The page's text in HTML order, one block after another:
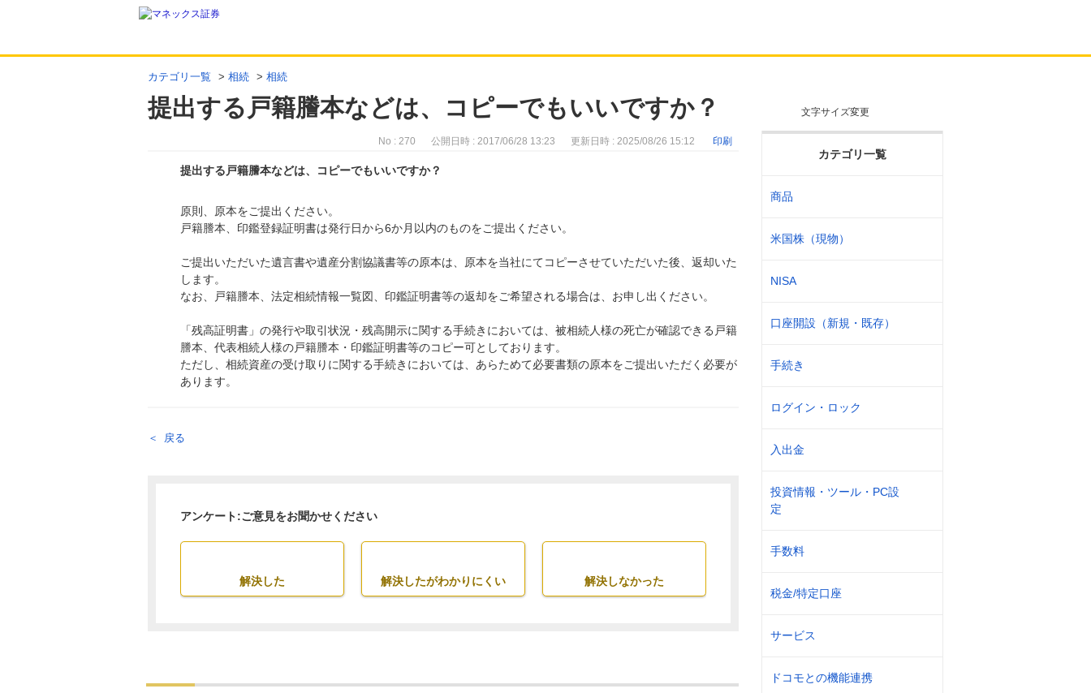
カテゴリ一覧 > 相続 > 相続
提出する戸籍謄本などは、コピーでもいいですか？ 文字サイズ変更
カテゴリ一覧
商品
米国株（現物）
NISA
口座開設（新規・既存）
手続き
ログイン・ロック
入出金
投資情報・ツール・PC設
定
手数料
税金/特定口座
サービス
ドコモとの機能連携
No : 270 公開日時 : 2017/06/28 13:23 更新日時 : 2025/08/26 15:12 印刷
提出する戸籍謄本などは、コピーでもいいですか？
回答
原則、原本をご提出ください。
戸籍謄本、印鑑登録証明書は発行日から6か月以内のものをご提出ください。
ご提出いただいた遺言書や遺産分割協議書等の原本は、原本を当社にてコピーさせていただいた後、返却いた
します。
なお、戸籍謄本、法定相続情報一覧図、印鑑証明書等の返却をご希望される場合は、お申し出ください。
「残高証明書」の発行や取引状況・残高開示に関する手続きにおいては、被相続人様の死亡が確認できる戸籍
謄本、代表相続人様の戸籍謄本・印鑑証明書等のコピー可としております。
ただし、相続資産の受け取りに関する手続きにおいては、あらためて必要書類の原本をご提出いただく必要が
あります。
戻る
アンケート:ご意見をお聞かせください
解決した 解決したがわかりにくい 解決しなかった